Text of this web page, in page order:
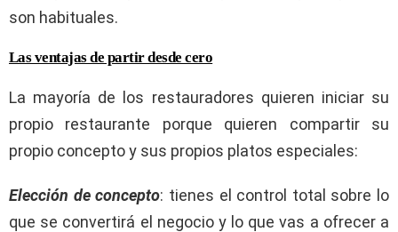
son habituales.
Las ventajas de partir desde cero
La mayoría de los restauradores quieren iniciar su
propio restaurante porque quieren compartir su
propio concepto y sus propios platos especiales:
Elección de concepto: tienes el control total sobre lo
que se convertirá el negocio y lo que vas a ofrecer a